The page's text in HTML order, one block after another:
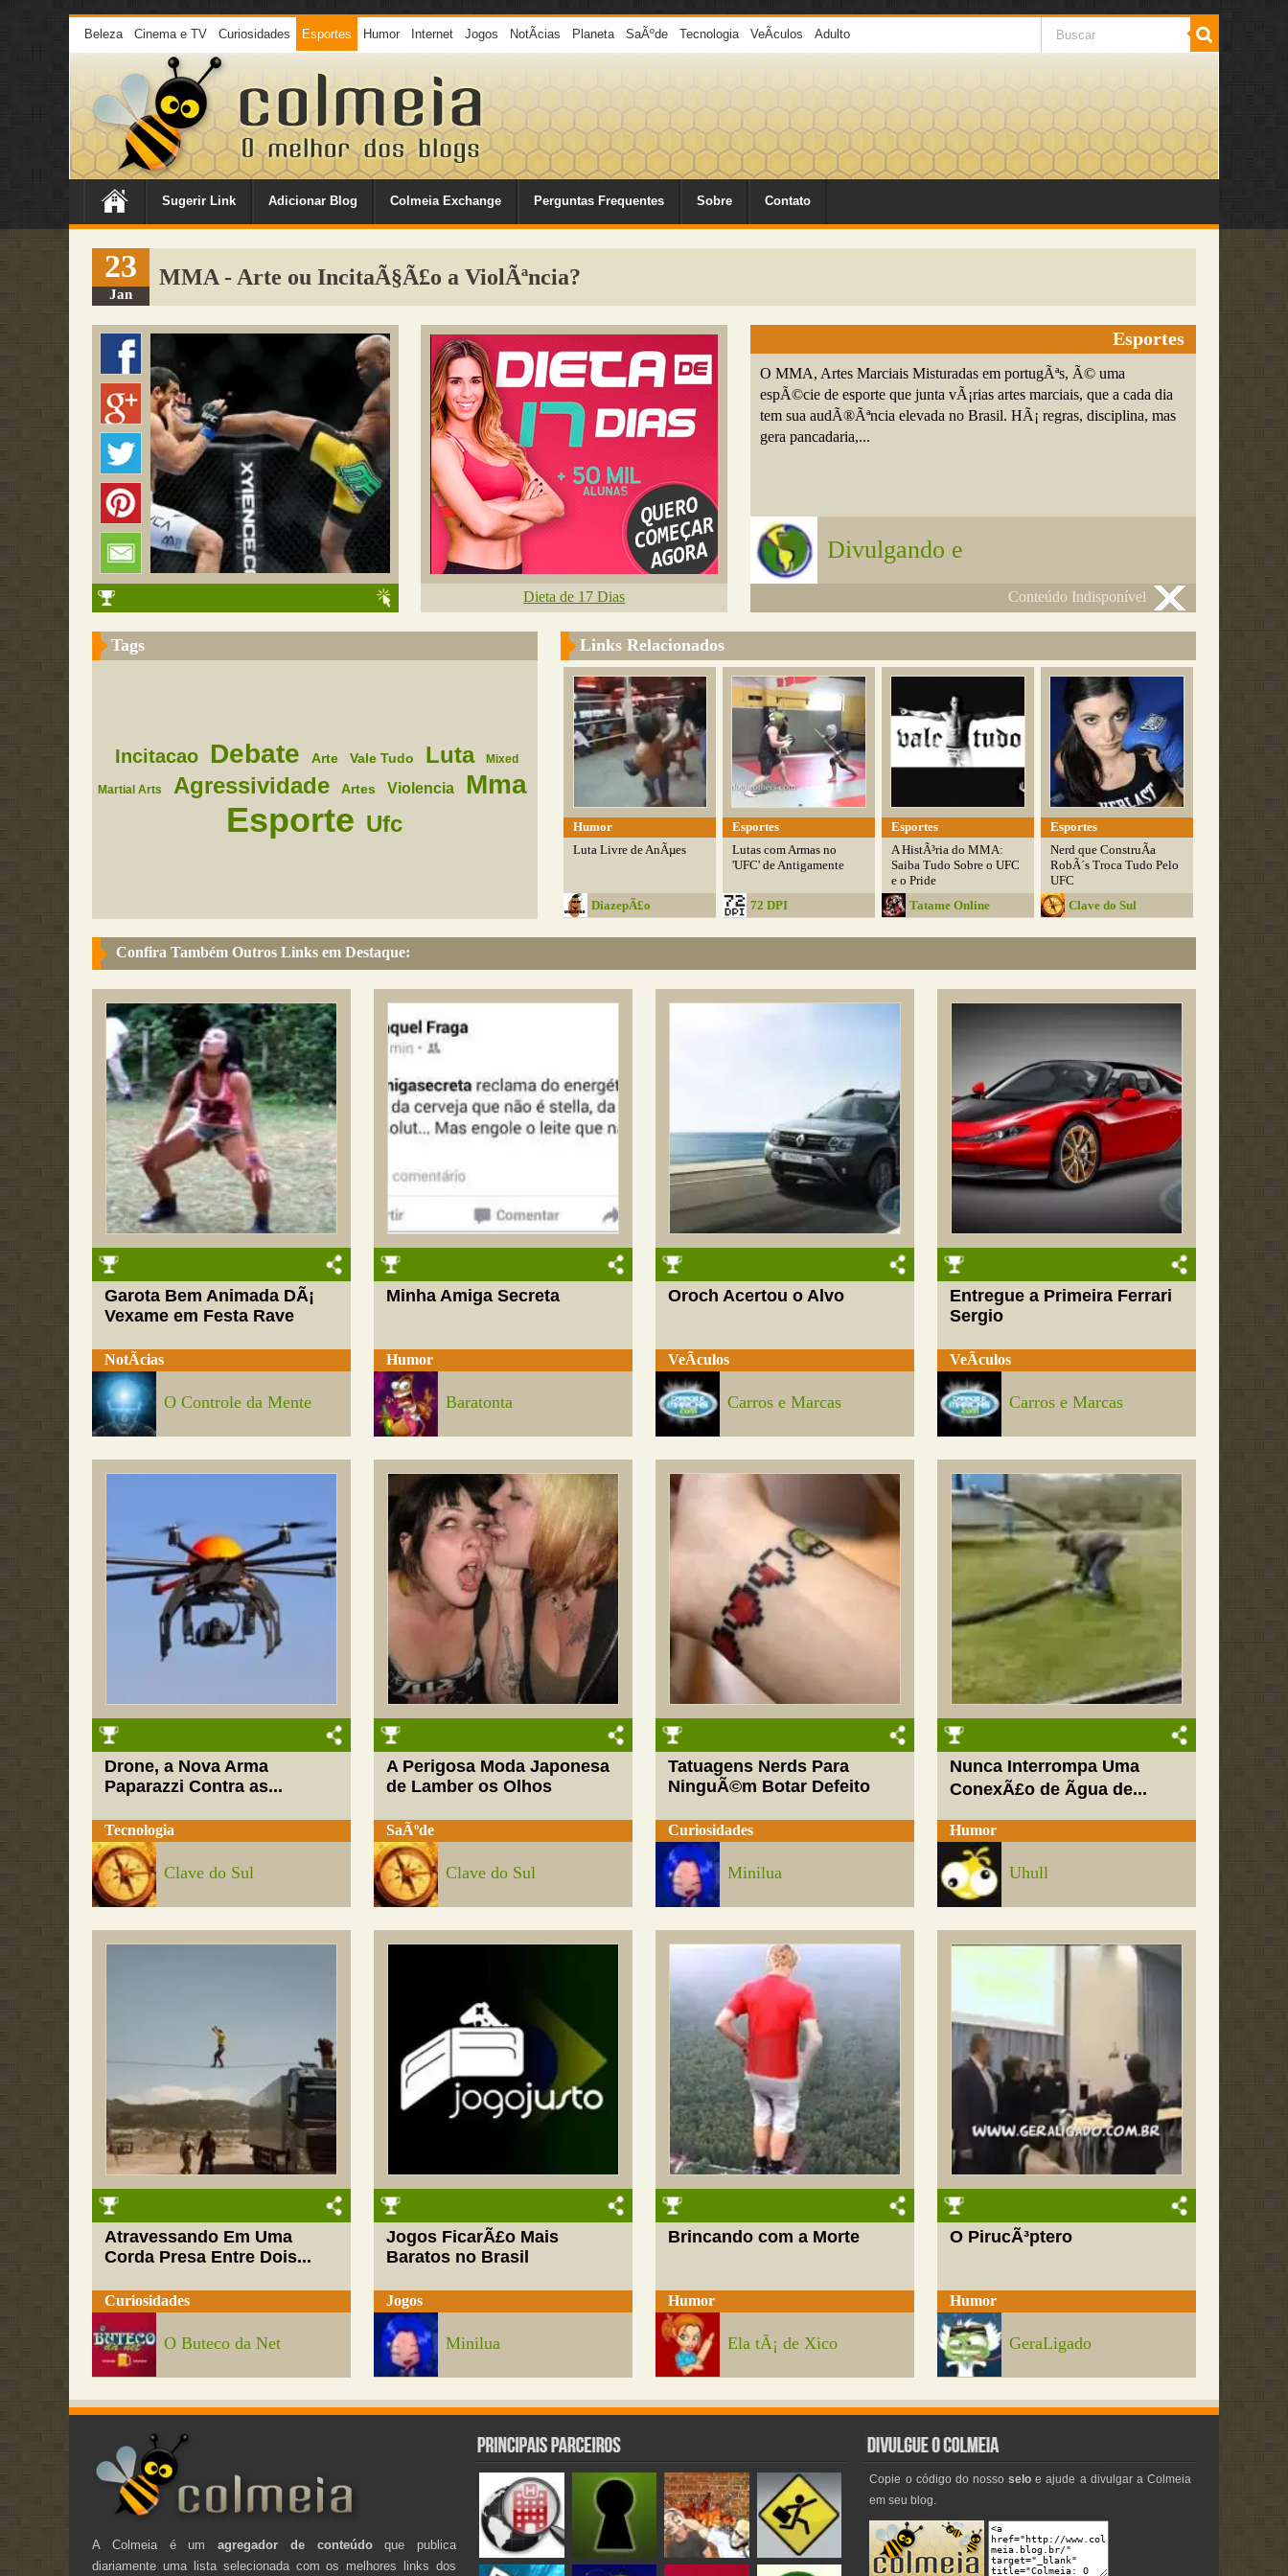
Beleza Cinema e TV Curiosidades Esportes Humor Internet Jogos NotÃ­cias Planeta SaÃºde Tecnologia VeÃ­culos Adulto
Sugerir Link Adicionar Blog Colmeia Exchange Perguntas Frequentes Sobre Contato
23
Jan
MMA - Arte ou IncitaÃ§Ã£o a ViolÃªncia?
Dieta de 17 Dias
Esportes
O MMA, Artes Marciais Misturadas em portugÃªs, Ã© uma
espÃ©cie de esporte que junta vÃ¡rias artes marciais, que a cada dia
tem sua audÃ®Ãªncia elevada no Brasil. HÃ¡ regras, disciplina, mas
gera pancadaria,...
Divulgando e
Conteúdo Indisponível
Tags
Incitacao Debate Arte Vale Tudo Luta Mixed
Martial Arts Agressividade Artes Violencia Mma
Esporte Ufc
Links Relacionados
Humor
Luta Livre de AnÃµes
DiazepÃ£o
Esportes
Lutas com Armas no
'UFC' de Antigamente
72 DPI
Esportes
A HistÃ³ria do MMA:
Saiba Tudo Sobre o UFC
e o Pride
Tatame Online
Esportes
Nerd que ConstruÃ­a
RobÃ´s Troca Tudo Pelo
UFC
Clave do Sul
Confira Também Outros Links em Destaque:
Garota Bem Animada DÃ¡
Vexame em Festa Rave
NotÃ­cias
O Controle da Mente
Minha Amiga Secreta
Humor
Baratonta
Oroch Acertou o Alvo
VeÃ­culos
Carros e Marcas
Entregue a Primeira Ferrari
Sergio
VeÃ­culos
Carros e Marcas
Drone, a Nova Arma
Paparazzi Contra as...
Tecnologia
Clave do Sul
A Perigosa Moda Japonesa
de Lamber os Olhos
SaÃºde
Clave do Sul
Tatuagens Nerds Para
NinguÃ©m Botar Defeito
Curiosidades
Minilua
Nunca Interrompa Uma
ConexÃ£o de Ãgua de...
Humor
Uhull
Atravessando Em Uma
Corda Presa Entre Dois...
Curiosidades
O Buteco da Net
Jogos FicarÃ£o Mais
Baratos no Brasil
Jogos
Minilua
Brincando com a Morte
Humor
Ela tÃ¡ de Xico
O PirucÃ³ptero
Humor
GeraLigado
A Colmeia é umagregador de conteúdoque publica
diariamente uma lista selecionada com os melhores links dos
Copie o código do nossoselo e ajude a divulgar a Colmeia
em seu blog.